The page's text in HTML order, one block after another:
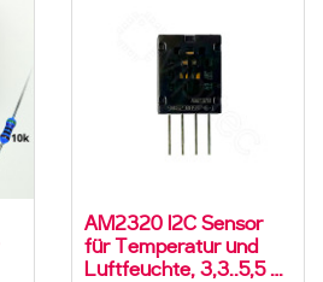
AM2320 I2C Sensor
für Temperatur und
Luftfeuchte, 3,3..5,5 V,